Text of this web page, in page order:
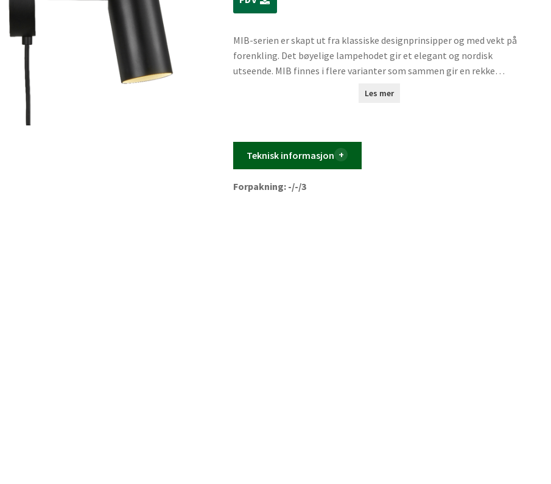
MIB-serien er skapt ut fra klassiske designprinsipper og med vekt på
forenkling. Det bøyelige lampehodet gir et elegant og nordisk
utseende. MIB finnes i flere varianter som sammen gir en rekke
lampehodet avgir et presist og retningsbestemt lys.
Les mer
Teknisk informasjon
Forpakning: -/-/3